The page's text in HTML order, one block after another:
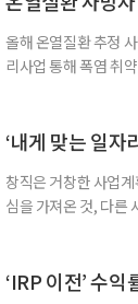
올해 온열질환 추정
리사업 통해 폭염 취
고령층은 825명
‘내게 맞는 일자
창직은 거창한 사업
심을 가져온 것, 다른
‘IRP 이전’ 수익